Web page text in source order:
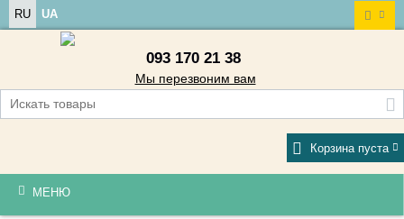
RU UA
093 170 21 38
Мы перезвоним вам
Корзина пуста
МЕНЮ